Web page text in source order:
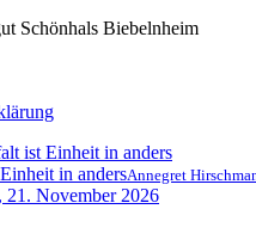
Schönhals Biebelnheim
ist Einheit in anders
Annegret
21. November 2026